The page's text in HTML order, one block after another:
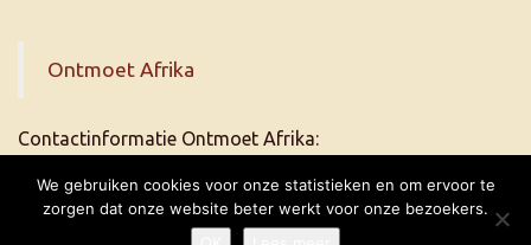
Ontmoet Afrika
Contactinformatie Ontmoet Afrika:
info@ontmoetafrika.nl
We gebruiken cookies voor onze statistieken en om ervoor te
zorgen dat onze website beter werkt voor onze bezoekers.